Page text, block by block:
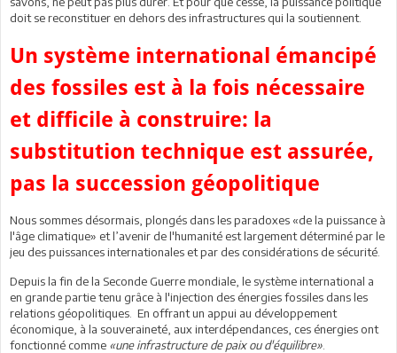
doit se reconstituer en dehors des infrastructures qui la soutiennent.
Un système international émancipé
des fossiles est à la fois nécessaire
et difficile à construire: la
substitution technique est assurée,
pas la succession géopolitique
Nous sommes désormais, plongés dans les paradoxes «de la puissance à
l'âge climatique» et l’avenir de l'humanité est largement déterminé par le
jeu des puissances internationales et par des considérations de sécurité.
Depuis la fin de la Seconde Guerre mondiale, le système international a
en grande partie tenu grâce à l'injection des énergies fossiles dans les
relations géopolitiques. En offrant un appui au développement
économique, à la souveraineté, aux interdépendances, ces énergies ont
fonctionné comme «une infrastructure de paix ou d'équilibre»